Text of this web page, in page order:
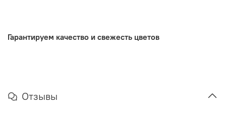
Гарантируем качество и свежесть цветов
Отзывы